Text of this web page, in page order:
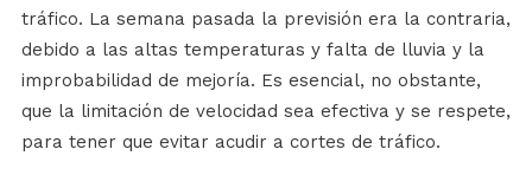
tráfico. La semana pasada la previsión era la contraria,
debido a las altas temperaturas y falta de lluvia y la
improbabilidad de mejoría. Es esencial, no obstante,
que la limitación de velocidad sea efectiva y se respete,
para tener que evitar acudir a cortes de tráfico.